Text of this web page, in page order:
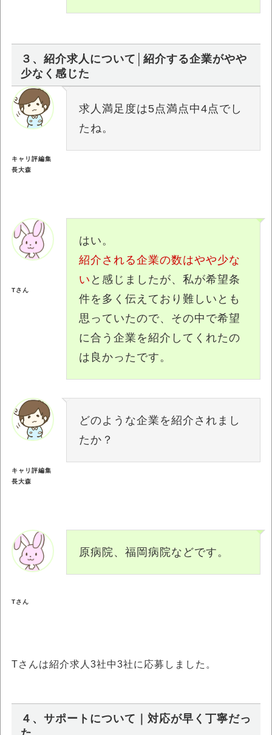
３、紹介求人について│紹介する企業がやや
少なく感じた
キャリ評編集
長大森
求人満足度は5点満点中4点でし
たね。
はい。
紹介される企業の数はやや少な
い と感じましたが、私が希望条
件を多く伝えており難しいとも
思っていたので、その中で希望
に合う企業を紹介してくれたの
は良かったです。
Tさん
キャリ評編集
長大森
どのような企業を紹介されまし
たか？
原病院、福岡病院などです。
Tさん
Tさんは紹介求人3社中3社に応募しました。
４、サポートについて｜対応が早く丁寧だっ